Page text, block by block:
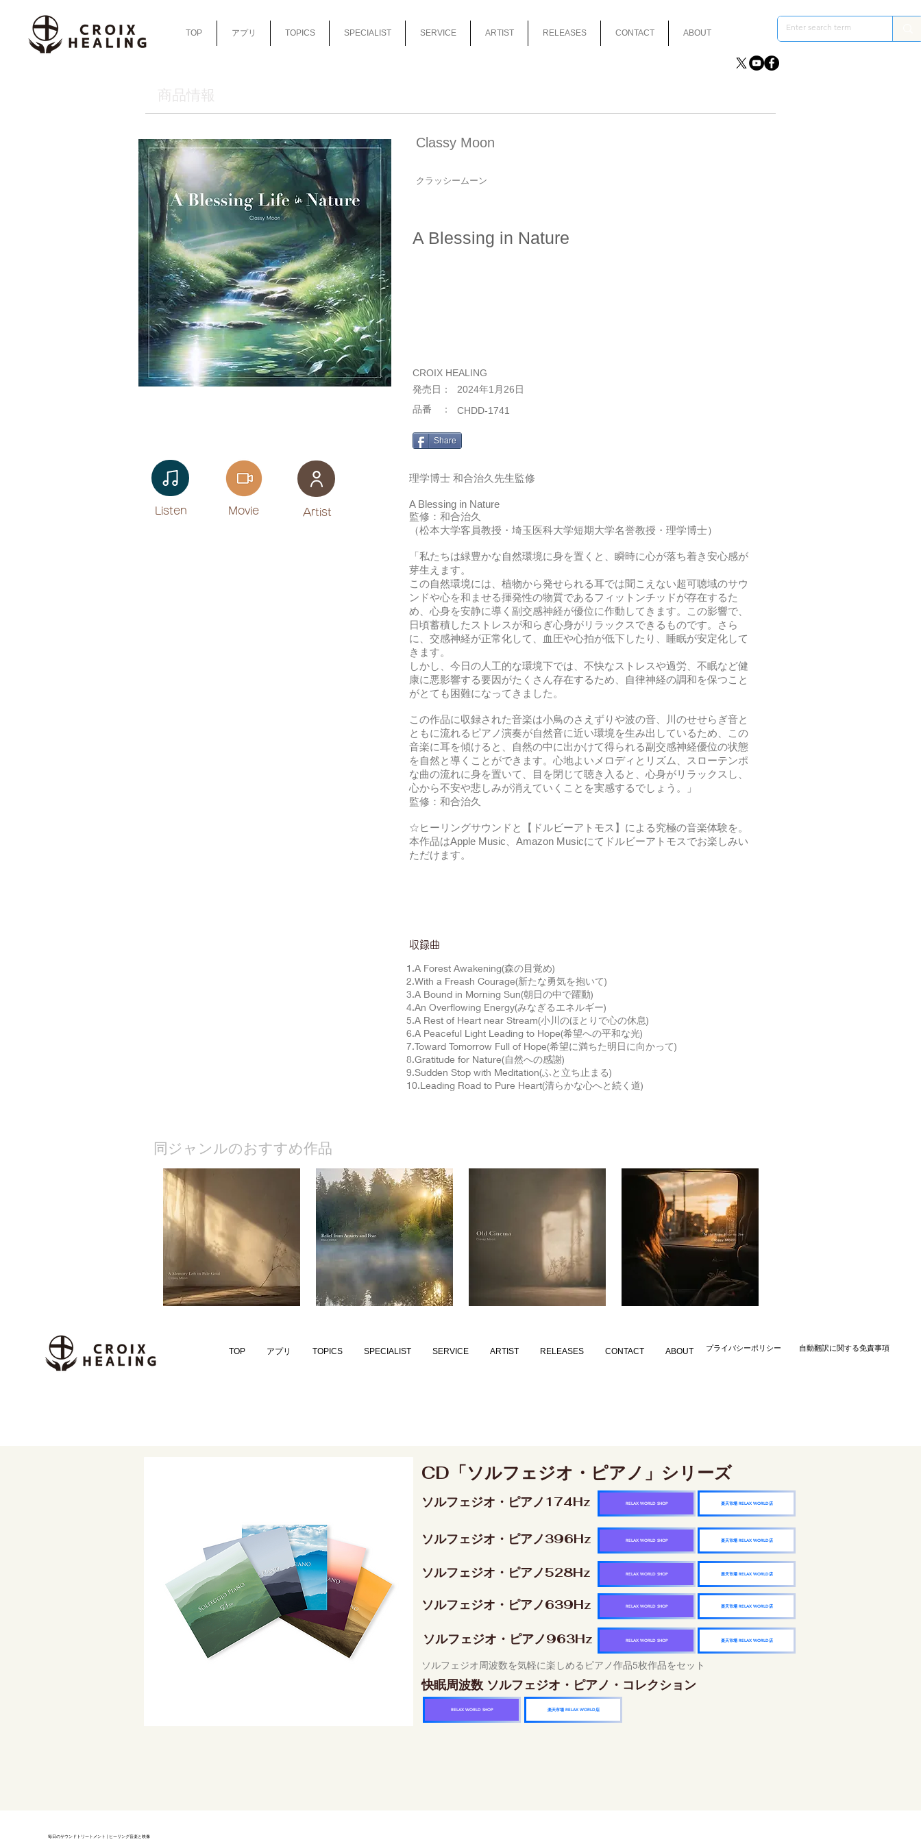
TOP アプリ TOPICS SPECIALIST SERVICE ARTIST RELEASES CONTACT ABOUT
​商品情報
Listen​ Movie ​Artist
Classy Moon
クラッシームーン
A Blessing in Nature
CROIX HEALING
2024年1月26日
​発売日：
​品番 ：
CHDD-1741
Share
理学博士 和合治久先生監修
A Blessing in Nature
監修：和合治久
（松本大学客員教授・埼玉医科大学短期大学名誉教授・理学博士）
「私たちは緑豊かな自然環境に身を置くと、瞬時に心が落ち着き安心感が
芽生えます。
この自然環境には、植物から発せられる耳では聞こえない超可聴域のサウ
ンドや心を和ませる揮発性の物質であるフィットンチッドが存在するた
め、心身を安静に導く副交感神経が優位に作動してきます。この影響で、
日頃蓄積したストレスが和らぎ心身がリラックスできるものです。さら
に、交感神経が正常化して、血圧や心拍が低下したり、睡眠が安定化して
きます。
しかし、今日の人工的な環境下では、不快なストレスや過労、不眠など健
康に悪影響する要因がたくさん存在するため、自律神経の調和を保つこと
がとても困難になってきました。
この作品に収録された音楽は小鳥のさえずりや波の音、川のせせらぎ音と
ともに流れるピアノ演奏が自然音に近い環境を生み出しているため、この
音楽に耳を傾けると、自然の中に出かけて得られる副交感神経優位の状態
を自然と導くことができます。心地よいメロディとリズム、スローテンポ
な曲の流れに身を置いて、目を閉じて聴き入ると、心身がリラックスし、
心から不安や悲しみが消えていくことを実感するでしょう。」
監修：和合治久
☆ヒーリングサウンドと【ドルビーアトモス】による究極の音楽体験を。
本作品はApple Music、Amazon Musicにてドルビーアトモスでお楽しみい
ただけます。
​収録曲
1.A Forest Awakening(森の目覚め)
2.With a Freash Courage(新たな勇気を抱いて)
3.A Bound in Morning Sun(朝日の中で躍動)
4.An Overflowing Energy(みなぎるエネルギー)
5.A Rest of Heart near Stream(小川のほとりで心の休息)
6.A Peaceful Light Leading to Hope(希望への平和な光)
7.Toward Tomorrow Full of Hope(希望に満ちた明日に向かって)
8.Gratitude for Nature(自然への感謝)
9.Sudden Stop with Meditation(ふと立ち止まる)
10.Leading Road to Pure Heart(清らかな心へと続く道)
​同ジャンルのおすすめ作品
TOP アプリ TOPICS SPECIALIST SERVICE ARTIST RELEASES CONTACT ABOUT ​プライバシーポリシー 自動翻訳に関する免責事項
CD「ソルフェジオ・ピアノ」シリーズ
ソルフェジオ・ピアノ174Hz 楽天市場 RELAX WORLD店
RELAX WORLD SHOP
ソルフェジオ・ピアノ396Hz 楽天市場 RELAX WORLD店
RELAX WORLD SHOP
ソルフェジオ・ピアノ528Hz 楽天市場 RELAX WORLD店
RELAX WORLD SHOP
ソルフェジオ・ピアノ639Hz 楽天市場 RELAX WORLD店
RELAX WORLD SHOP
ソルフェジオ・ピアノ963Hz 楽天市場 RELAX WORLD店
RELAX WORLD SHOP
ソルフェジオ周波数を気軽に楽しめるピアノ作品5枚作品をセット
快眠周波数 ソルフェジオ・ピアノ・コレクション
RELAX WORLD SHOP 楽天市場 RELAX WORLD店
毎日のサウンドトリートメント | ヒーリング音楽と映像